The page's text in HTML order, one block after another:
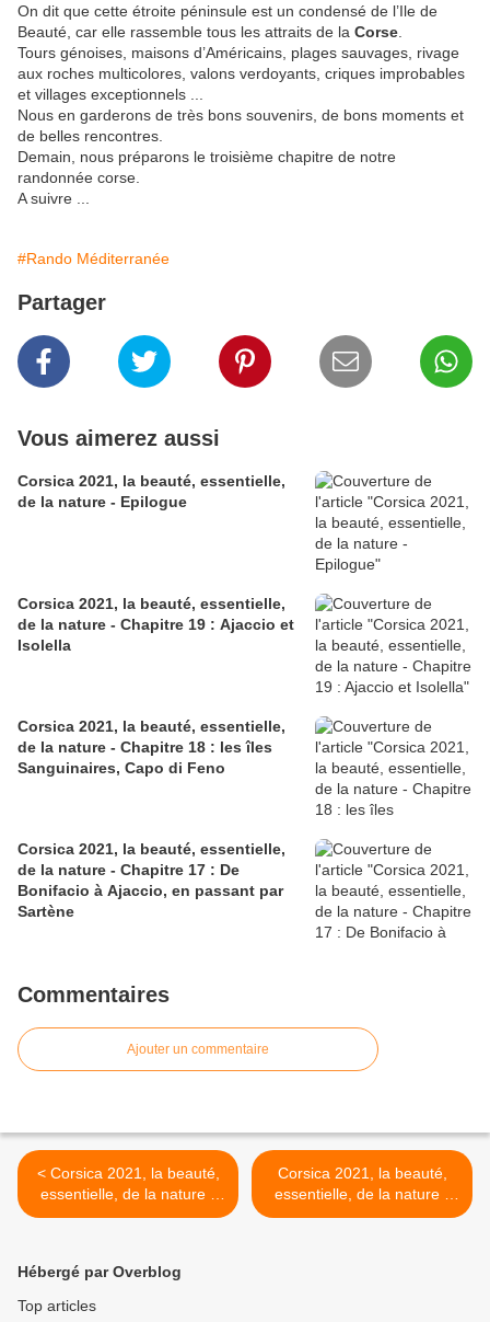
On dit que cette étroite péninsule est un condensé de l’Ile de
Beauté, car elle rassemble tous les attraits de la Corse
Tours génoises, maisons d’Américains, plages sauvages, rivage
aux roches multicolores, valons verdoyants, criques improbables
et villages exceptionnels ...
Nous en garderons de très bons souvenirs, de bons moments et
de belles rencontres.
Demain, nous préparons le troisième chapitre de notre
randonnée corse.
A suivre ...
#Rando Méditerranée
Partager
Vous aimerez aussi
Corsica 2021, la beauté, essentielle,
de la nature - Epilogue
Corsica 2021, la beauté, essentielle,
de la nature - Chapitre 19 : Ajaccio et
Isolella
Corsica 2021, la beauté, essentielle,
de la nature - Chapitre 18 : les îles
Sanguinaires, Capo di Feno
Corsica 2021, la beauté, essentielle,
de la nature - Chapitre 17 : De
Bonifacio à Ajaccio, en passant par
Sartène
Commentaires
Ajouter un commentaire
< Corsica 2021, la beauté,
essentielle, de la nature -
Chapitre 5 : le Cap Corse,
Corsica 2021, la beauté,
essentielle, de la nature -
Chapitre 7 : de Bastia au
Hébergé par Overblog
Top articles